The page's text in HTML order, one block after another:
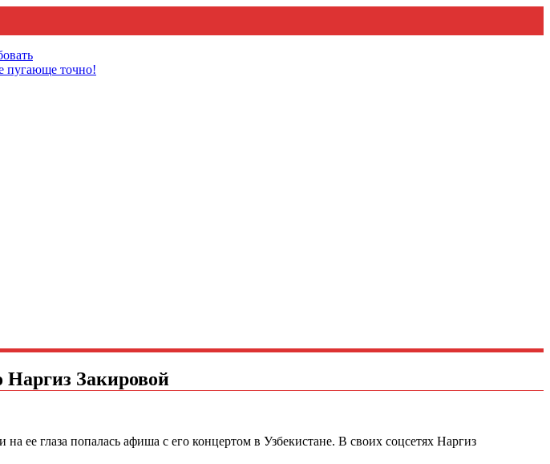
пугающе точно!
Наргиз Закировой
ее глаза попалась афиша с его концертом в Узбекистане. В своих соцсетях Наргиз